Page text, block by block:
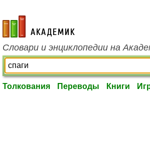
academic.ru
Словари и энциклопедии на
Толкования Переводы Книги